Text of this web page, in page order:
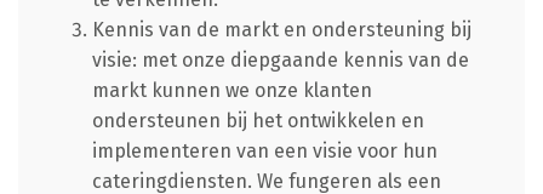
Kennis van de markt en ondersteuning bij
visie: met onze diepgaande kennis van de
markt kunnen we onze klanten
ondersteunen bij het ontwikkelen en
implementeren van een visie voor hun
cateringdiensten. We fungeren als een